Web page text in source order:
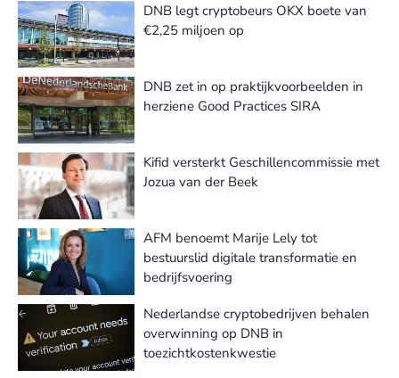
DNB legt cryptobeurs OKX boete van
€2,25 miljoen op
DNB zet in op praktijkvoorbeelden in
herziene Good Practices SIRA
Kifid versterkt Geschillencommissie met
Jozua van der Beek
AFM benoemt Marije Lely tot
bestuurslid digitale transformatie en
bedrijfsvoering
Nederlandse cryptobedrijven behalen
overwinning op DNB in
toezichtkostenkwestie